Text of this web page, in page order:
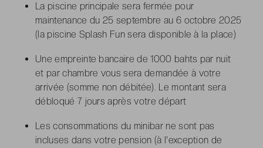
La piscine principale sera fermée pour
maintenance du 25 septembre au 6 octobre 2025
(la piscine Splash Fun sera disponible à la place)
Une empreinte bancaire de 1000 bahts par nuit
et par chambre vous sera demandée à votre
arrivée (somme non débitée). Le montant sera
débloqué 7 jours après votre départ
Les consommations du minibar ne sont pas
incluses dans votre pension (à l'exception de